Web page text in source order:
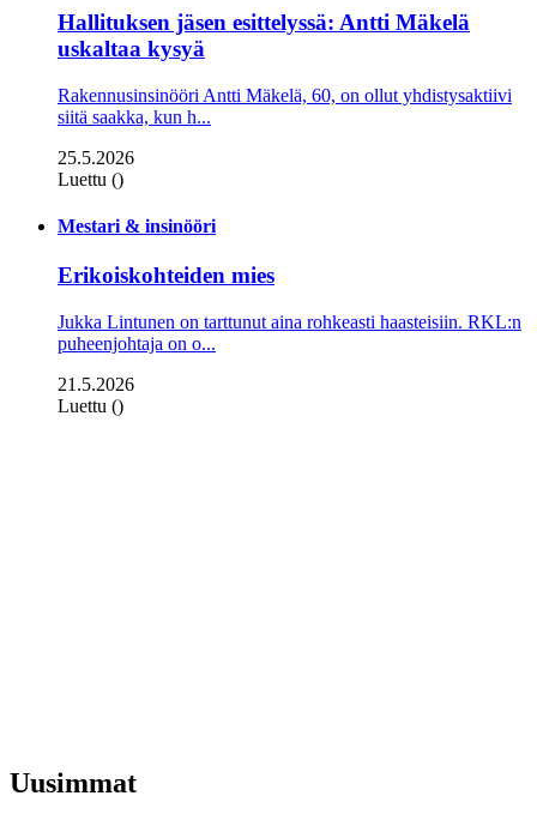
Hallituksen jäsen esittelyssä: Antti Mäkelä
uskaltaa kysyä
Rakennusinsinööri Antti Mäkelä, 60, on ollut yhdistysaktiivi
siitä saakka, kun h...
25.5.2026
Luettu ()
Mestari & insinööri
Erikoiskohteiden mies
Jukka Lintunen on tarttunut aina rohkeasti haasteisiin. RKL:n
puheenjohtaja on o...
21.5.2026
Luettu ()
Uusimmat